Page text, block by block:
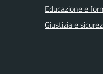
Educazione e
Giustizia e